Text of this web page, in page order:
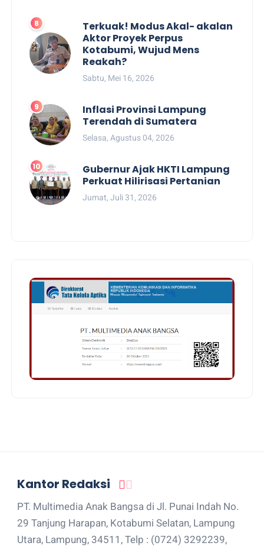
Terkuak! Modus Akal- akalan
Aktor Proyek Perpus
Kotabumi, Wujud Mens
Reakah?
Sabtu, Mei 16, 2026
Inflasi Provinsi Lampung
Terendah di Sumatera
Selasa, Agustus 04, 2026
Gubernur Ajak HKTI Lampung
Perkuat Hilirisasi Pertanian
Jumat, Juli 31, 2026
Kantor Redaksi
PT. Multimedia Anak Bangsa di Jl. Punai Indah No.
29 Tanjung Harapan, Kotabumi Selatan, Lampung
Utara, Lampung, 34511, Telp : (0724) 3292239,